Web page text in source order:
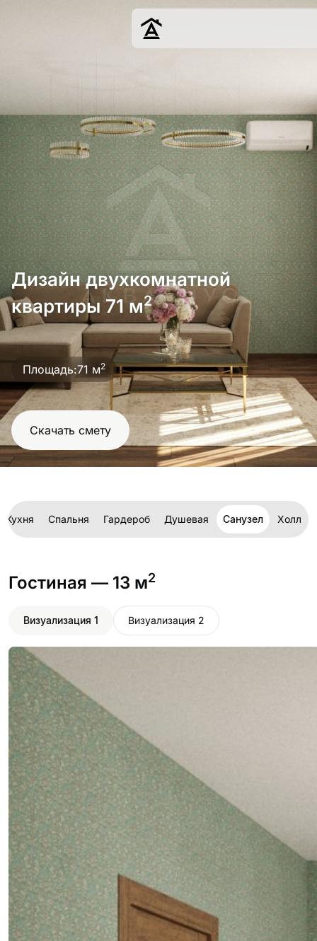
Цены
Наши работы
О нас
Контакты
г. Москва
8 (495) 109-
22-59
Обсудить
проект
Дизайн двухкомнатной
квартиры 71 м2
Площадь:71 м2
Скачать смету
Кухня Спальня Гардероб Душевая Санузел Холл
Гостиная — 13 м2
Визуализация 1 Визуализация 2